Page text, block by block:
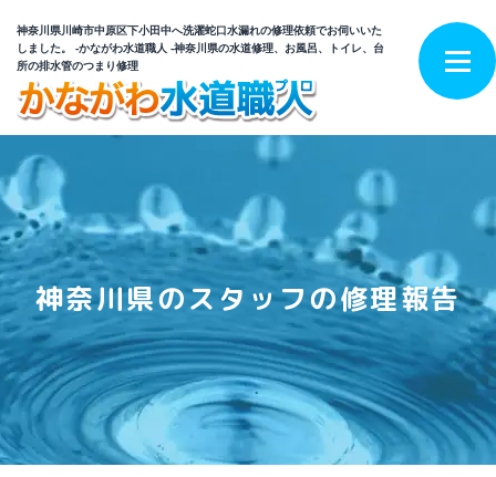
神奈川県川崎市中原区下小田中へ洗濯蛇口水漏れの修理依頼でお伺いいた
しました。 -かながわ水道職人 -神奈川県の水道修理、お風呂、トイレ、台
所の排水管のつまり修理
神奈川県のスタッフの修理報告